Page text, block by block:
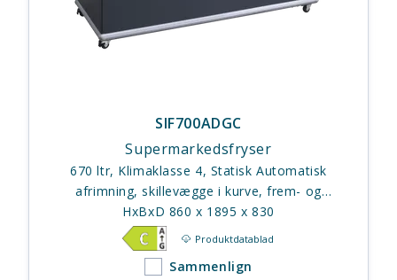
SIF700ADGC
Supermarkedsfryser
670 ltr, Klimaklasse 4, Statisk Automatisk
afrimning, skillevægge i kurve, frem- og
tilbageskydningslåg
HxBxD 860 x 1895 x 830
Produktdatablad
Sammenlign